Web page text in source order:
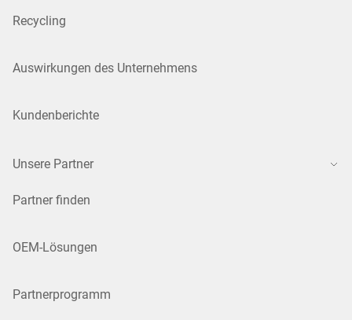
Recycling
Auswirkungen des Unternehmens
Kundenberichte
Unsere Partner
Partner finden
OEM-Lösungen
Partnerprogramm